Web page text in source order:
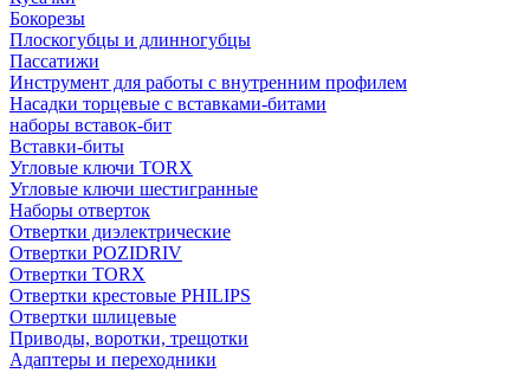
Бокорезы
Плоскогубцы и длинногубцы
Пассатижи
Инструмент для работы с внутренним профилем
Насадки торцевые с вставками-битами
наборы вставок-бит
Вставки-биты
Угловые ключи TORX
Угловые ключи шестигранные
Наборы отверток
Отвертки диэлектрические
Отвертки POZIDRIV
Отвертки TORX
Отвертки крестовые PHILIPS
Отвертки шлицевые
Приводы, воротки, трещотки
Адаптеры и переходники